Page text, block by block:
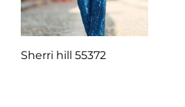
Sherri hill 55372